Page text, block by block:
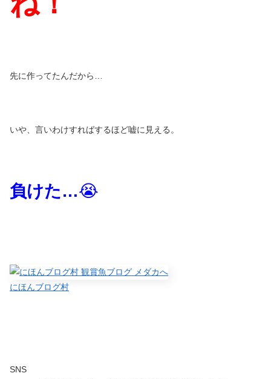
先に作ってたんだから…
いや、言いわけすればするほど嘘に見える。
負けた…😭
にほんブログ村
SNS